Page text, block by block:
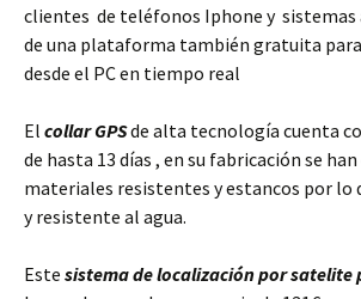
clientes de teléfonos Iphone y sistemas
de una plataforma también gratuita
desde el PC en tiempo real
El collar GPSde alta tecnología cuenta
de hasta 13 días , en su fabricación se
materiales resistentes y estancos por lo
y resistente al agua.
Este sistema de localización por satelite